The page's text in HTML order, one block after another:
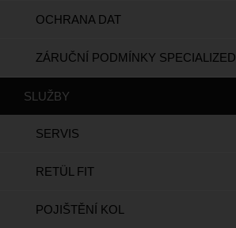
OCHRANA DAT
ZÁRUČNÍ PODMÍNKY SPECIALIZED
SLUŽBY
SERVIS
RETÜL FIT
POJIŠTĚNÍ KOL